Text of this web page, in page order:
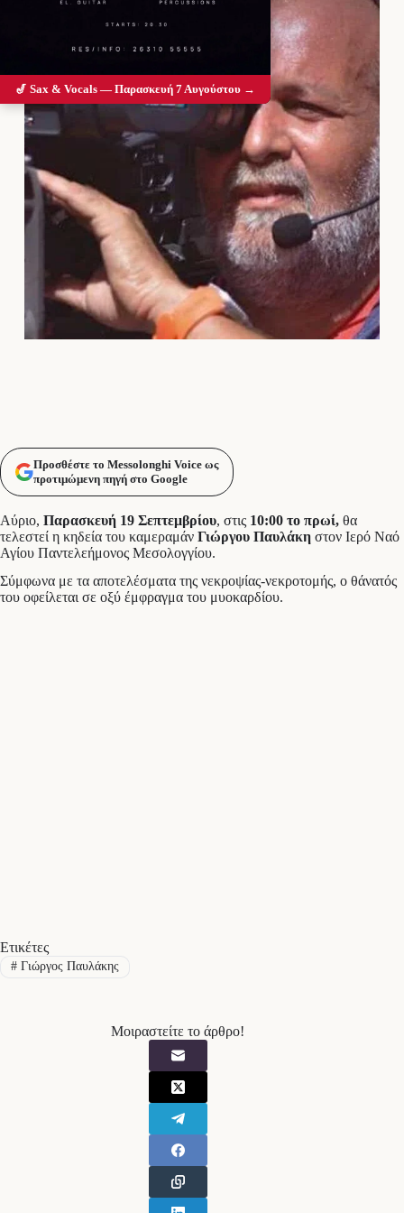
Προσθέστε το Messolonghi Voice ως
προτιμώμενη πηγή στο Google
Αύριο, Παρασκευή 19 Σεπτεμβρίου, στις 10:00 το πρωί, θα
τελεστεί η κηδεία του καμεραμάν Γιώργου Παυλάκη στον Ιερό Ναό
Αγίου Παντελεήμονος Μεσολογγίου.
Σύμφωνα με τα αποτελέσματα της νεκροψίας-νεκροτομής, ο θάνατός
του οφείλεται σε οξύ έμφραγμα του μυοκαρδίου.
Ετικέτες
#Γιώργος Παυλάκης
Μοιραστείτε το άρθρο!
🎷 Sax & Vocals — Παρασκευή 7 Αυγούστου →